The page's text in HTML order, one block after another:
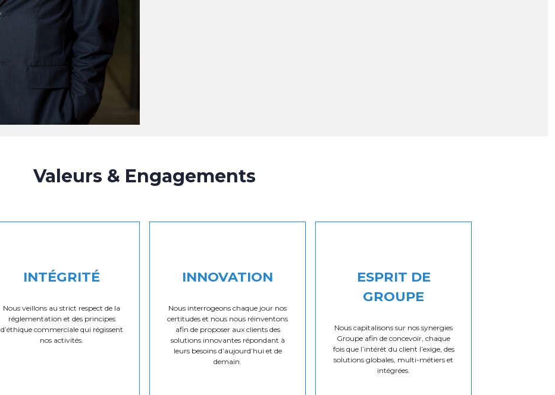
Valeurs & Engagements
INTÉGRITÉ
Nous veillons au strict respect de la
réglementation et des principes
d’éthique commerciale qui régissent
nos activités.
INNOVATION
Nous interrogeons chaque jour nos
certitudes et nous nous réinventons
afin de proposer aux clients des
solutions innovantes répondant à
leurs besoins d’aujourd’hui et de
demain.
ESPRIT DE
GROUPE
Nous capitalisons sur nos synergies
Groupe afin de concevoir, chaque
fois que l’intérêt du client l’exige, des
solutions globales, multi-métiers et
intégrées.